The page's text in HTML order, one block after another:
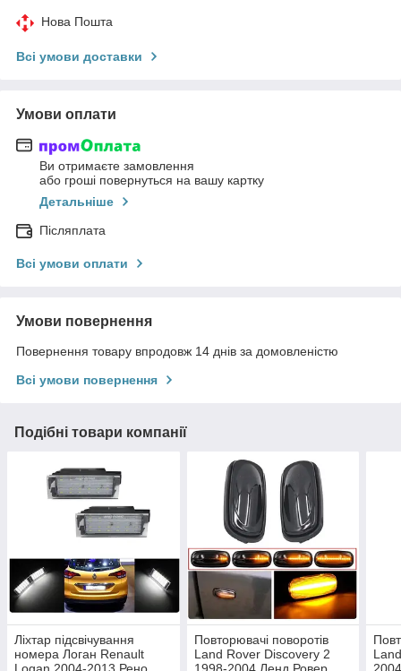
Нова Пошта
Всі умови доставки
Умови оплати
Ви отримаєте замовлення
або гроші повернуться на вашу картку
Детальніше
Післяплата
Всі умови оплати
Умови повернення
Повернення товару впродовж 14 днів за домовленістю
Всі умови повернення
Подібні товари компанії
Ліхтар підсвічування
номера Логан Renault
Повторювачі поворотів
Land Rover Discovery 2